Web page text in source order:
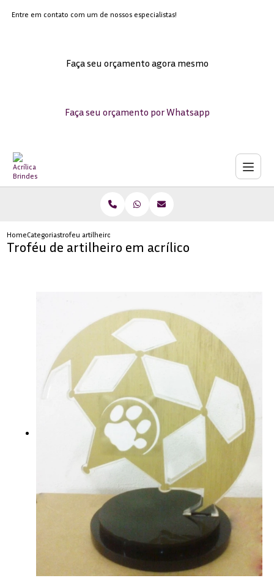
Entre em contato com um de nossos especialistas!
Faça seu orçamento agora mesmo
Faça seu orçamento por Whatsapp
HomeCategoriastrofeu artilheiro acrilico
Troféu de artilheiro em acrílico